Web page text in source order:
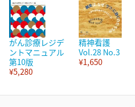
がん診療レジデ
ントマニュアル
第10版
¥5,280
精神看護
Vol.28 No.3
¥1,650